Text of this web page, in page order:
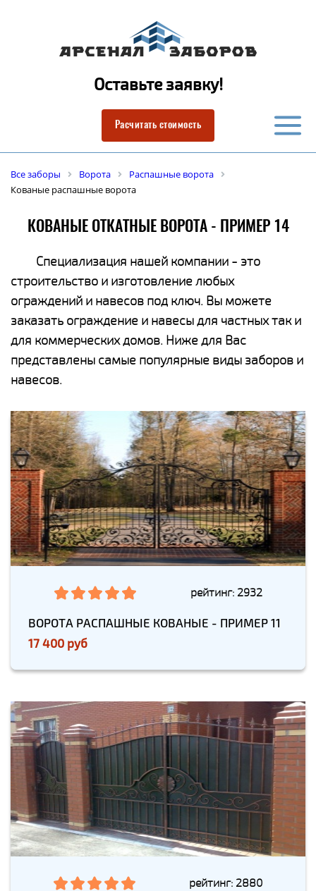
Оставьте заявку!
Расчитать стоимость
Все заборы Ворота
Распашные ворота
Кованые распашные ворота
КОВАНЫЕ ОТКАТНЫЕ ВОРОТА - ПРИМЕР 14
Специализация нашей компании - это
строительство и изготовление любых
ограждений и навесов под ключ. Вы можете
заказать ограждение и навесы для частных так и
для коммерческих домов. Ниже для Вас
представлены самые популярные виды заборов и
навесов.
рейтинг: 2932
ВОРОТА РАСПАШНЫЕ КОВАНЫЕ - ПРИМЕР 11
17 400 руб
рейтинг: 2880